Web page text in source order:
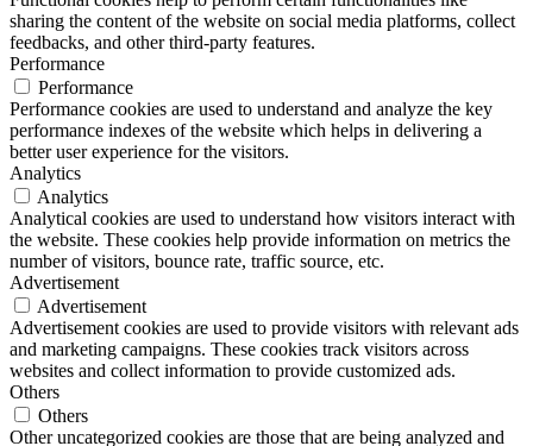
sharing the content of the website on social media platforms, collect
feedbacks, and other third-party features.
Performance
Performance
Performance cookies are used to understand and analyze the key
performance indexes of the website which helps in delivering a
better user experience for the visitors.
Analytics
Analytics
Analytical cookies are used to understand how visitors interact with
the website. These cookies help provide information on metrics the
number of visitors, bounce rate, traffic source, etc.
Advertisement
Advertisement
Advertisement cookies are used to provide visitors with relevant ads
and marketing campaigns. These cookies track visitors across
websites and collect information to provide customized ads.
Others
Others
Other uncategorized cookies are those that are being analyzed and